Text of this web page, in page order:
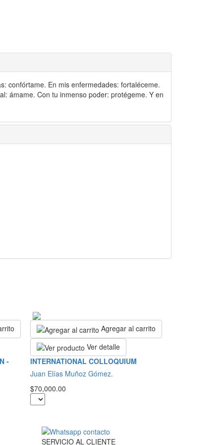
confórtame. En mis enfermedades: fortaléceme.
ámame. Con tu inmenso poder: protégeme. Y en
-
Agregar al carrito
Ver detalle
INTERNATIONAL COLLOQUIUM
Juan Elías Muñoz Gómez.
$70,000.00
SERVICIOAL CLIENTE